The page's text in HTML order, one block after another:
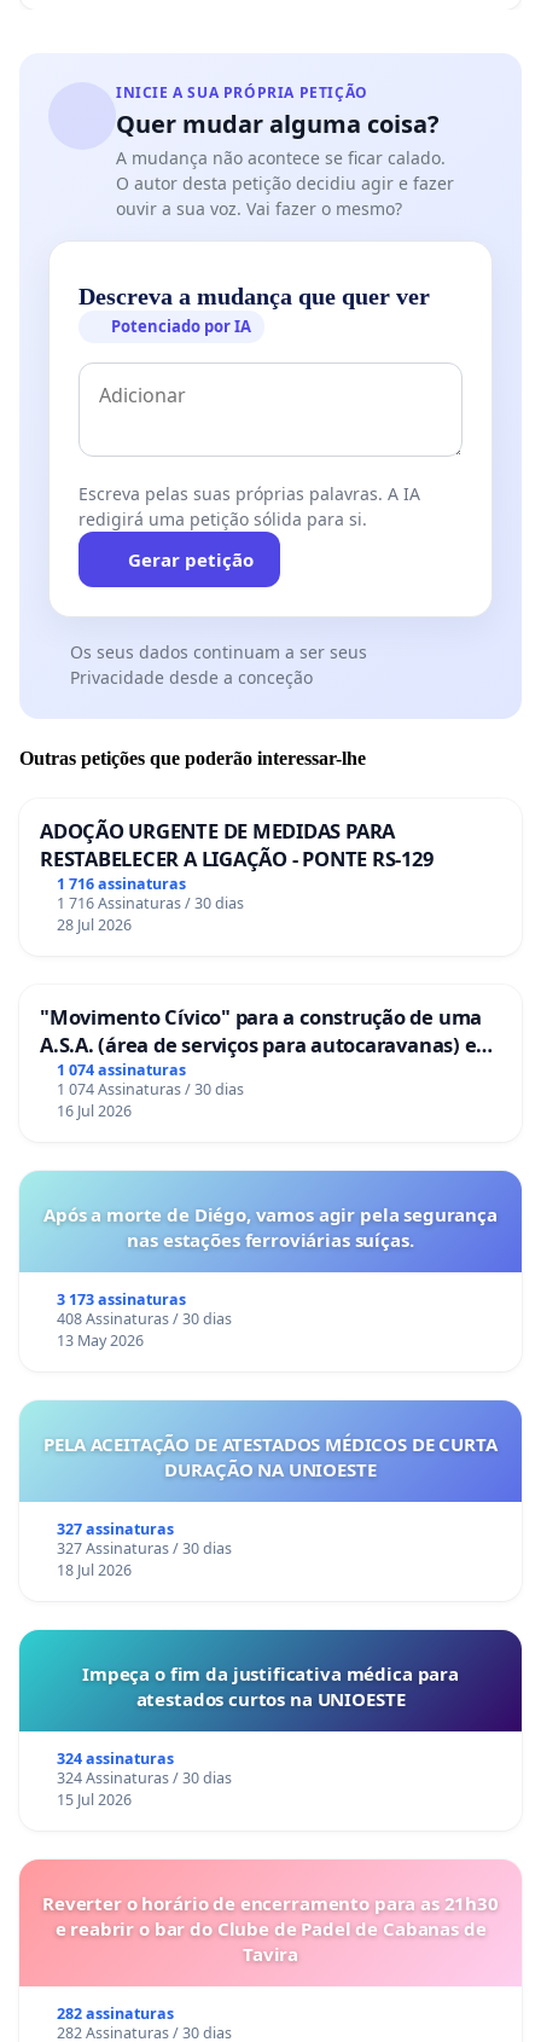
INICIE A SUA PRÓPRIA PETIÇÃO
Quer mudar alguma coisa?
A mudança não acontece se ficar calado.
O autor desta petição decidiu agir e fazer
ouvir a sua voz. Vai fazer o mesmo?
Descreva a mudança que quer ver
Potenciado por IA
Escreva pelas suas próprias palavras. A IA
redigirá uma petição sólida para si.
Gerar petição
Os seus dados continuam a ser seus
Privacidade desde a conceção
Outras petições que poderão interessar-lhe
ADOÇÃO URGENTE DE MEDIDAS PARA
RESTABELECER A LIGAÇÃO - PONTE RS-129
1 716 assinaturas
1 716 Assinaturas / 30 dias
28 Jul 2026
"Movimento Cívico" para a construção de uma
A.S.A. (área de serviços para autocaravanas) em
Coimbra
1 074 assinaturas
1 074 Assinaturas / 30 dias
16 Jul 2026
Após a morte de Diégo, vamos agir pela segurança
nas estações ferroviárias suíças.
3 173 assinaturas
408 Assinaturas / 30 dias
13 May 2026
PELA ACEITAÇÃO DE ATESTADOS MÉDICOS DE CURTA
DURAÇÃO NA UNIOESTE
327 assinaturas
327 Assinaturas / 30 dias
18 Jul 2026
Impeça o fim da justificativa médica para
atestados curtos na UNIOESTE
324 assinaturas
324 Assinaturas / 30 dias
15 Jul 2026
Reverter o horário de encerramento para as 21h30
e reabrir o bar do Clube de Padel de Cabanas de
Tavira
282 assinaturas
282 Assinaturas / 30 dias